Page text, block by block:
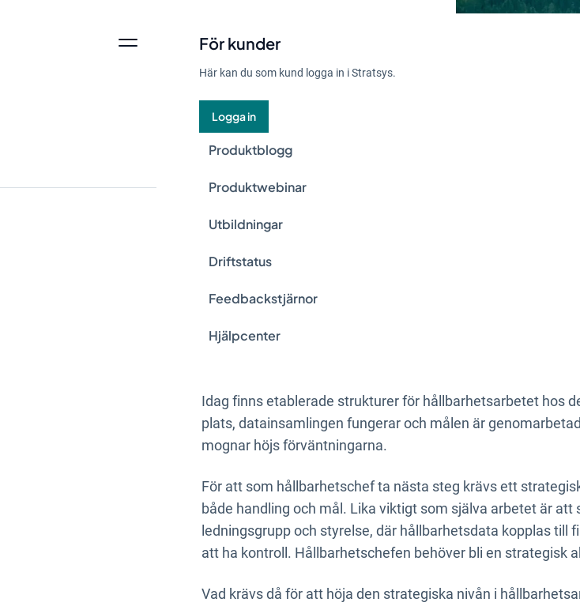
För kunder
Här kan du som kund logga in i Stratsys.
Logga in
Produktblogg
Produktwebinar
Utbildningar
Driftstatus
Feedbackstjärnor
Hjälpcenter
Hållbarhet är idag en integrerad del av affären
risk. Här delar Stratsys ESG-expert Cecilia
hållbarhetschef.
Idag finns etablerade strukturer för hållbarhetsarbetet hos
plats, datainsamlingen fungerar och målen är
mognar höjs förväntningarna.
För att som hållbarhetschef ta nästa steg krävs ett
både handling och mål. Lika viktigt som själva arbetet är
ledningsgrupp och styrelse, där hållbarhetsdata kopplas till
att ha kontroll. Hållbarhetschefen behöver bli en strategisk
Vad krävs då för att höja den strategiska nivån i